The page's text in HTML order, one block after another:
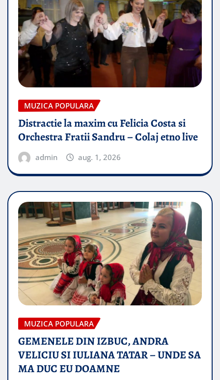
MUZICA POPULARA
Distractie la maxim cu Felicia Costa si
Orchestra Fratii Sandru – Colaj etno live
admin aug. 1, 2026
MUZICA POPULARA
GEMENELE DIN IZBUC, ANDRA
VELICIU SI IULIANA TATAR – UNDE SA
MA DUC EU DOAMNE